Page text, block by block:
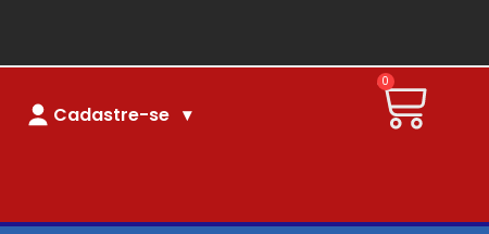
Cadastre-se
0